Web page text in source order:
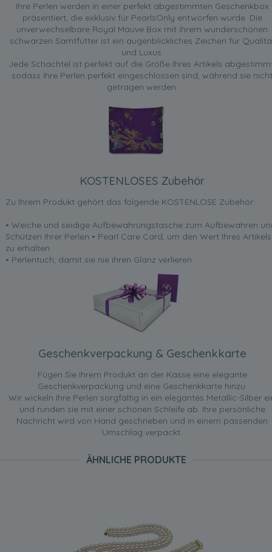
Ihre Perlen werden in einer perfekt abgestimmten Geschenkbox
präsentiert, die exklusiv für PearlsOnly entworfen wurde. Die
unverwechselbare Royal Mauve Box mit ihrem wunderschönen
schwarzen Samtfutter ist ein augenblickliches Zeichen für
und Luxus.
Jede Schachtel ist perfekt auf die Größe Ihres Artikels
sodass Ihre Perlen perfekt eingeschlossen sind, während sie nicht
getragen werden.
KOSTENLOSES Zubehör
Zu Ihrem Produkt gehört das folgende KOSTENLOSE Zubehör:
• Weiche und seidige Aufbewahrungstasche zum Aufbewahren
Schützen Ihrer Perlen • Pearl Care Card, um den Wert Ihres Artikels
zu erhalten
• Perlentuch, damit sie nie ihren Glanz verlieren.
Geschenkverpackung & Geschenkkarte
Fügen Sie Ihrem Produkt an der Kasse eine elegante
Geschenkverpackung und eine Geschenkkarte hinzu.
Wir wickeln Ihre Perlen sorgfältig in ein elegantes Metallic-Silber
und runden sie mit einer schönen Schleife ab. Ihre persönliche
Nachricht wird von Hand geschrieben und in einem passenden
Umschlag verpackt.
ÄHNLICHE PRODUKTE